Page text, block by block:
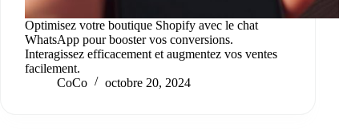
Optimisez votre boutique Shopify avec le chat
WhatsApp pour booster vos conversions.
Interagissez efficacement et augmentez vos ventes
facilement.
CoCo
octobre 20, 2024